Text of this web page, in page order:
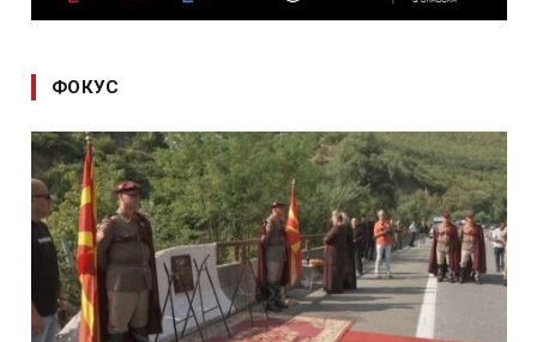
ФОКУС